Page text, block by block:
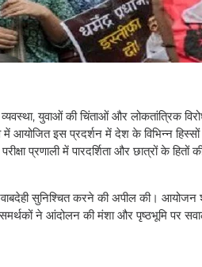
व्यवस्था, युवाओं की चिंताओं और लोकतांत्रिक
आयोजित इस प्रदर्शन में देश के विभिन्न
प्रणाली में पारदर्शिता और छात्रों के हितों
सुनिश्चित करने की अपील की।
ने आंदोलन की मंशा और पृष्ठभूमि पर